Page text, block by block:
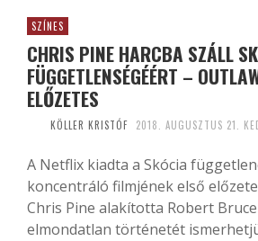
SZÍNES
CHRIS PINE HARCBA SZÁLL
FÜGGETLENSÉGÉÉRT –
ELŐZETES
KÖLLER KRISTÓF 2018. AUGUSZTUS 21.
A Netflix kiadta a Skócia
koncentráló filmjének első
Chris Pine alakította Robert
elmondatlan történetét